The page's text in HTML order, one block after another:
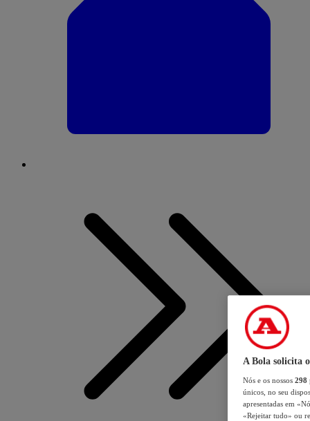
A Bola solicita
Nós e os nossos 298
únicos, no seu
apresentadas em
«Rejeitar tudo» ou